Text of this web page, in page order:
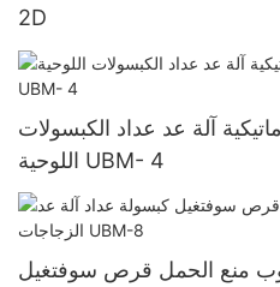
2D
آلة عد عداد الكبسولات
اللوحية UBM- 4
منع الحمل قرص سوفتغيل